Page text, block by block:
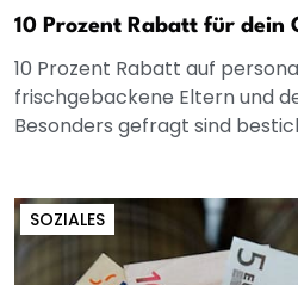
10 Prozent Rabatt für dein
10 Prozent Rabatt auf
frischgebackene Eltern und
Besonders gefragt sind
SOZIALES